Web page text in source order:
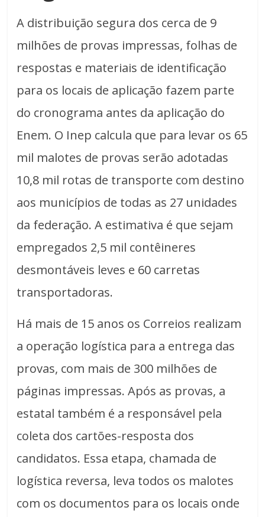
A distribuição segura dos cerca de 9
milhões de provas impressas, folhas de
respostas e materiais de identificação
para os locais de aplicação fazem parte
do cronograma antes da aplicação do
Enem. O Inep calcula que para levar os 65
mil malotes de provas serão adotadas
10,8 mil rotas de transporte com destino
aos municípios de todas as 27 unidades
da federação. A estimativa é que sejam
empregados 2,5 mil contêineres
desmontáveis leves e 60 carretas
transportadoras.
Há mais de 15 anos os Correios realizam
a operação logística para a entrega das
provas, com mais de 300 milhões de
páginas impressas. Após as provas, a
estatal também é a responsável pela
coleta dos cartões-resposta dos
candidatos. Essa etapa, chamada de
logística reversa, leva todos os malotes
com os documentos para os locais onde